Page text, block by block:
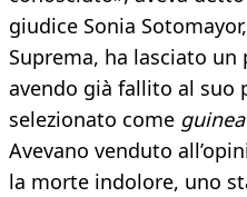
giudice Sonia
Suprema, ha lasciato un
avendo già fallito al suo
selezionato come
Avevano venduto
la morte indolore, uno